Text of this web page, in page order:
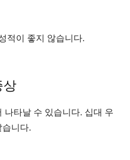
적이 좋지 않습니다.
상
나타날 수 있습니다. 십대 우
니다.